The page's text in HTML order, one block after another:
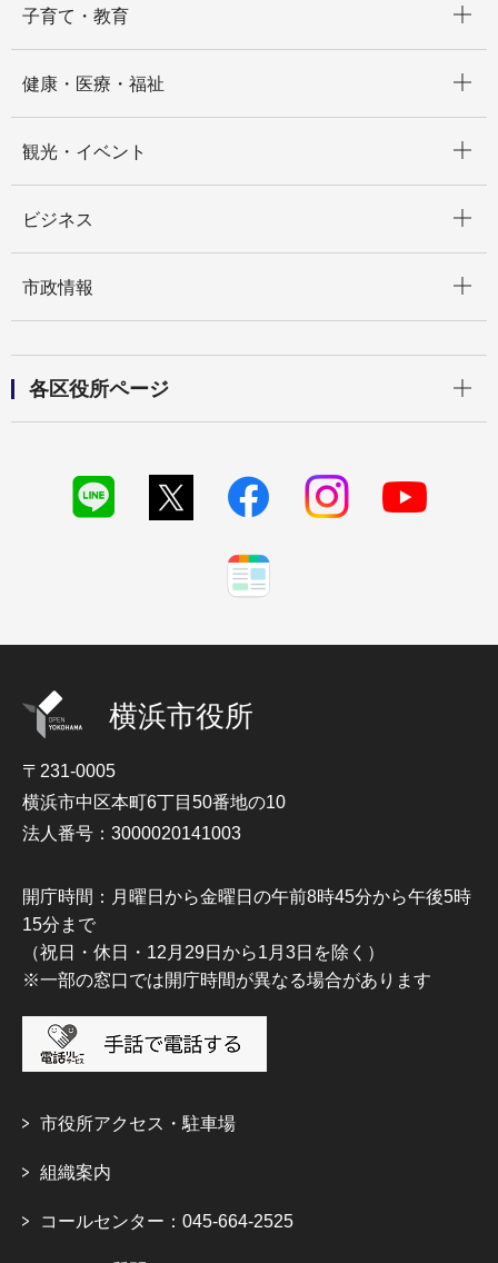
子育て・教育
健康・医療・福祉
観光・イベント
ビジネス
市政情報
各区役所ページ
横浜市役所
〒231-0005
横浜市中区本町6丁目50番地の10
法人番号：3000020141003
開庁時間：月曜日から金曜日の午前8時45分から午後5時
15分まで
（祝日・休日・12月29日から1月3日を除く）
※一部の窓口では開庁時間が異なる場合があります
市役所アクセス・駐車場
組織案内
コールセンター：045-664-2525